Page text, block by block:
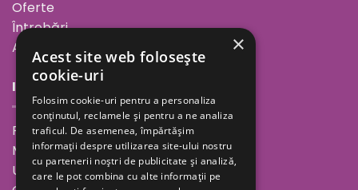
Oferte
Întrebări
ANPC
INFORMAȚII
Povestea noastră
Minutul de inspirație
Unde ne găsești
×
Acest site web folosește
cookie-uri
Folosim cookie-uri pentru a personaliza
conținutul, reclamele și pentru a ne analiza
traficul. De asemenea, împărtășim
informații despre utilizarea site-ului nostru
cu partenerii noștri de publicitate și analiză,
care le pot combina cu alte informații pe